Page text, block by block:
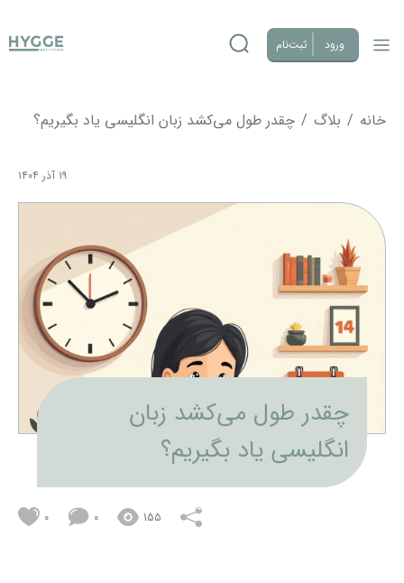
ثبت‌نام ورود
خانه / بلاگ / چقدر طول می‌کشد زبان انگلیسی یاد بگیریم؟
۱۹ آذر ۱۴۰۴
چقدر طول می‌کشد زبان
انگلیسی یاد بگیریم؟
0 0 155